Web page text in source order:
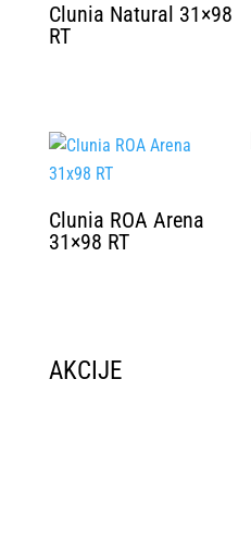
Clunia Natural 31×98
RT
Clunia ROA Arena
31×98 RT
AKCIJE